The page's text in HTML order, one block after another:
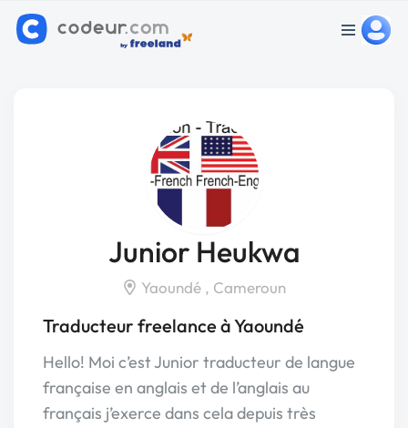
Junior Heukwa
Yaoundé , Cameroun
Traducteur freelance à Yaoundé
Hello! Moi c’est Junior traducteur de langue
française en anglais et de l’anglais au
français j’exerce dans cela depuis très